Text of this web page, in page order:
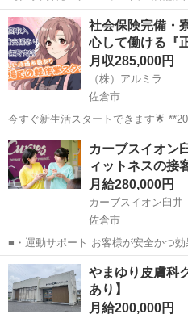
インボイス負担なし <募集職種> 美
新規客、顧客に接客、技術サービス
・その他、付随する業...
正社員
社会保険完備・
心して働ける
月収285,000円
（株）アルミラ
佐倉市
今すぐ新生活スタートできます🌟
中！**未経験の方も歓迎です！ 〇●LINEからの応募が可能になりまし
た♪●〇 下記URLよりお友達登録をお
千葉 佐倉市 工場 未経験
カーブスイオン
ィットネスの接
月給280,000円
カーブスイオン臼井
佐倉市
■・運動サポート お客様が安全かつ効
の使い方をアドバイスします。運動
どなので、難しい指導はありません
ょう！」といったお声がけをしながら
千葉 佐倉市 その他
やまゆり皮膚科
あり】
月給200,000円